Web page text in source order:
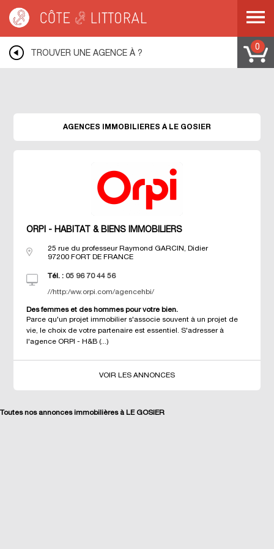
Warning : Undefined variable $idUser in
/var/www/mobile.cotelittoral.fr/annuaire.php
Côte & Littoral>Les agences du littoral>Agences immobili&eagrave;res DOM-
TOM> Agences immobili&eagrave;res MAYOTTE
immobili&eagrave;res LE GOSIER
TROUVER UNE AGENCE À ?
0
AGENCES IMMOBILIÈRES À LE GOSIER
ORPI - HABITAT & BIENS IMMOBILIERS
25 rue du professeur Raymond GARCIN, Didier
97200 FORT DE FRANCE
Tél. : 05 96 70 44 56
//http:/ww.orpi.com/agencehbi/
Des femmes et des hommes pour votre bien.
Parce qu'un projet immobilier s'associe souvent à un projet de
vie, le choix de votre partenaire est essentiel. S'adresser à
l'agence ORPI - H&B (...)
VOIR LES ANNONCES
Toutes nos annonces immobilières à LE GOSIER